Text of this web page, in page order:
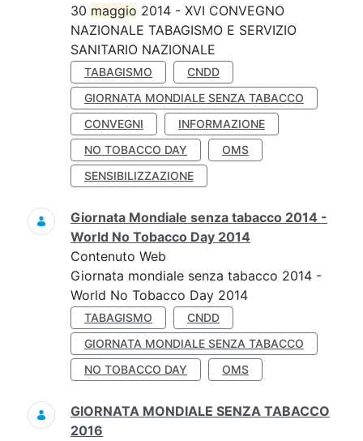
30 maggio 2014 - XVI CONVEGNO
NAZIONALE TABAGISMO E SERVIZIO
SANITARIO NAZIONALE
TABAGISMO
CNDD
GIORNATA MONDIALE SENZA TABACCO
CONVEGNI
INFORMAZIONE
NO TOBACCO DAY
OMS
SENSIBILIZZAZIONE
Giornata Mondiale senza tabacco 2014 -
World No Tobacco Day 2014
Contenuto Web
Giornata mondiale senza tabacco 2014 -
World No Tobacco Day 2014
TABAGISMO
CNDD
GIORNATA MONDIALE SENZA TABACCO
NO TOBACCO DAY
OMS
GIORNATA MONDIALE SENZA TABACCO
2016